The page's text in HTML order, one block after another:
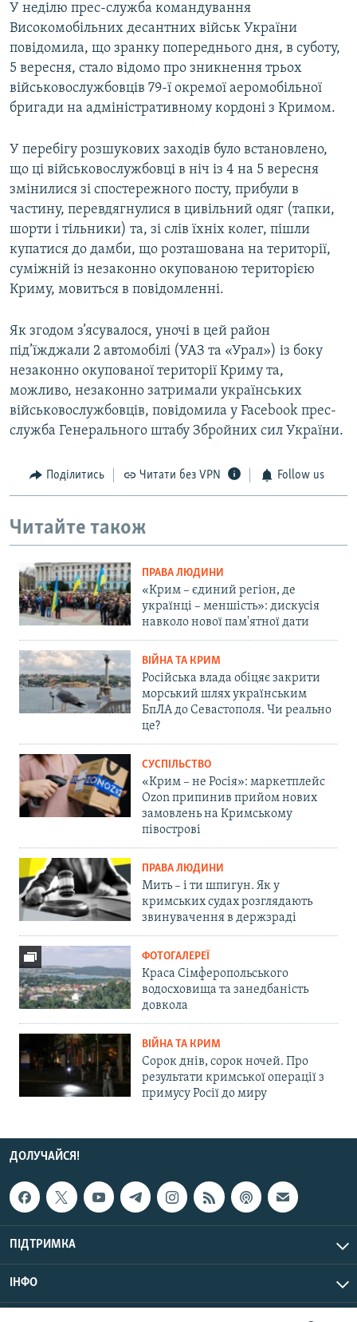
У неділю прес-служба командування
Високомобільних десантних військ України
повідомила, що зранку попереднього дня, в суботу,
5 вересня, стало відомо про зникнення трьох
військовослужбовців 79-ї окремої аеромобільної
бригади на адміністративному кордоні з Кримом.
У перебігу розшукових заходів було встановлено,
що ці військовослужбовці в ніч із 4 на 5 вересня
змінилися зі спостережного посту, прибули в
частину, перевдягнулися в цивільний одяг (тапки,
шорти і тільники) та, зі слів їхніх колег, пішли
купатися до дамби, що розташована на території,
суміжній із незаконно окупованою територією
Криму, мовиться в повідомленні.
Як згодом з’ясувалося, уночі в цей район
під’їжджали 2 автомобілі (УАЗ та «Урал») із боку
незаконно окупованої території Криму та,
можливо, незаконно затримали українських
військовослужбовців, повідомила у Facebook прес-
служба Генерального штабу Збройних сил України.
Поділитись Читати без VPN Follow us
Читайте також
ПРАВА ЛЮДИНИ
«Крим – єдиний регіон, де
українці – меншість»: дискусія
навколо нової пам'ятної дати
ВІЙНА ТА КРИМ
Російська влада обіцяє закрити
морський шлях українським
БпЛА до Севастополя. Чи реально
це?
СУСПІЛЬСТВО
«Крим – не Росія»: маркетплейс
Ozon припинив прийом нових
замовлень на Кримському
півострові
ПРАВА ЛЮДИНИ
Мить – і ти шпигун. Як у
кримських судах розглядають
звинувачення в держзраді
ФОТОГАЛЕРЕЇ
Краса Сімферопольського
водосховища та занедбаність
довкола
ВІЙНА ТА КРИМ
Сорок днів, сорок ночей. Про
результати кримської операції з
примусу Росії до миру
ДОЛУЧАЙСЯ!
ПІДТРИМКА
ІНФО